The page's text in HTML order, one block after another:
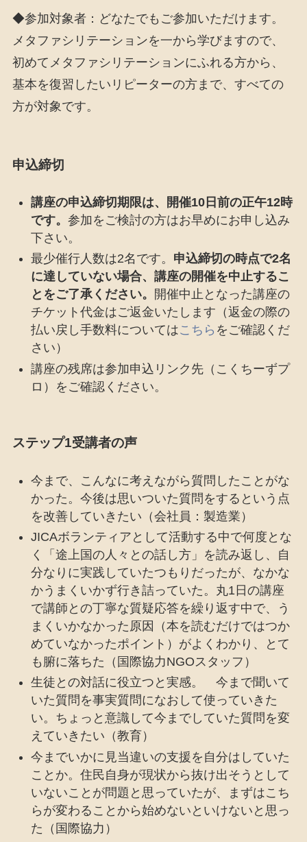
◆参加対象者：どなたでもご参加いただけます。
メタファシリテーションを一から学びますので、
初めてメタファシリテーションにふれる方から、
基本を復習したいリピーターの方まで、すべての
方が対象です。
申込締切
講座の申込締切期限は、開催10日前の正午12時
です。 参加をご検討の方はお早めにお申し込み
下さい。
最少催行人数は2名です。 申込締切の時点で2名
に達していない場合、講座の開催を中止するこ
とをご了承ください。
開催中止となった講座の
チケット代金はご返金いたします（返金の際の
払い戻し手数料についてはこちら をご確認くだ
さい）
講座の残席は参加申込リンク先（こくちーずプ
ロ）をご確認ください。
ステップ1受講者の声
今まで、こんなに考えながら質問したことがな
かった。今後は思いついた質問をするという点
を改善していきたい（会社員：製造業）
JICAボランティアとして活動する中で何度とな
く「途上国の人々との話し方」を読み返し、自
分なりに実践していたつもりだったが、なかな
かうまくいかず行き詰っていた。丸1日の講座
で講師との丁寧な質疑応答を繰り返す中で、う
まくいかなかった原因（本を読むだけではつか
めていなかったポイント）がよくわかり、とて
も腑に落ちた（国際協力NGOスタッフ）
生徒との対話に役立つと実感。 今まで聞いて
いた質問を事実質問になおして使っていきた
い。ちょっと意識して今までしていた質問を変
えていきたい（教育）
今までいかに見当違いの支援を自分はしていた
ことか。住民自身が現状から抜け出そうとして
いないことが問題と思っていたが、まずはこち
らが変わることから始めないといけないと思っ
た（国際協力）